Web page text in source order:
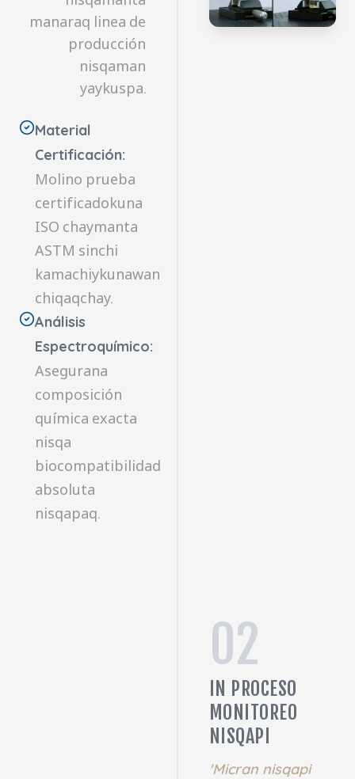
manaraq linea de
producción
nisqaman
yaykuspa.
Material
Certificación:
Molino prueba
certificadokuna
ISO chaymanta
ASTM sinchi
kamachiykunawan
chiqaqchay.
Análisis
Espectroquímico:
Asegurana
composición
química exacta
nisqa
biocompatibilidad
absoluta
nisqapaq.
02
IN PROCESO
MONITOREO
NISQAPI
'Micran nisqapi